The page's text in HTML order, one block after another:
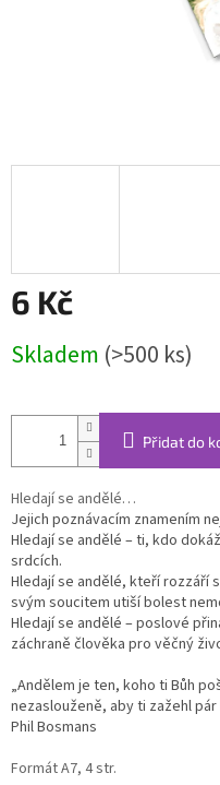
6 Kč
cena:
Skladem (>500 ks)
Přidat do
Hledají se andělé…
Jejich poznávacím znamením
Hledají se andělé – ti, kdo
srdcích.
Hledají se andělé, kteří rozzáří
svým soucitem utiší bolest
Hledají se andělé – poslové
záchraně člověka pro věčný
„Andělem je ten, koho ti Bůh
nezaslouženě, aby ti zažehl
Phil Bosmans
Formát A7, 4 str.